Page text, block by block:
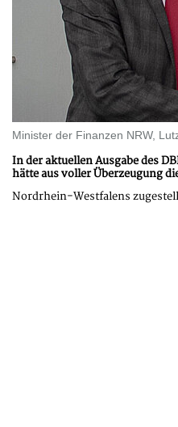
Minister der Finanzen NRW,
In der aktuellen Ausgabe des
hätte aus voller Überzeugung
Nordrhein-Westfalens